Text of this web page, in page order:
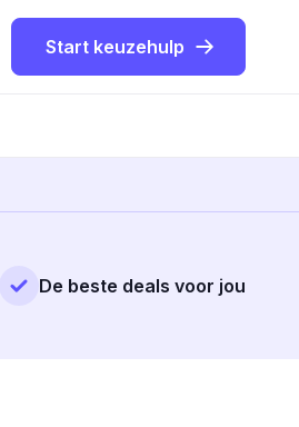
Start keuzehulp
De beste deals voor jou